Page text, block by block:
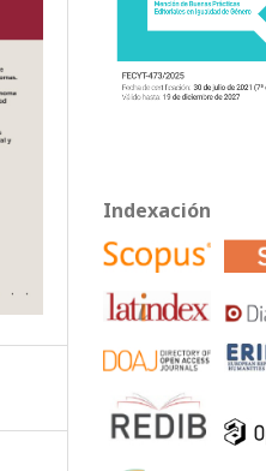
Indexación